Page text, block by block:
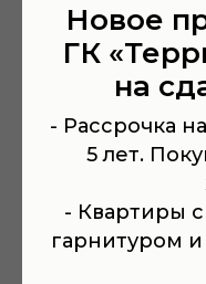
Новое
ГК
на
- Рассрочка
5 лет.
- Квартиры
гарнитуром
TRADE IN